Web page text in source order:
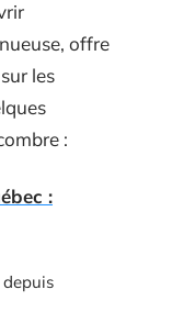
offre
les
:
: